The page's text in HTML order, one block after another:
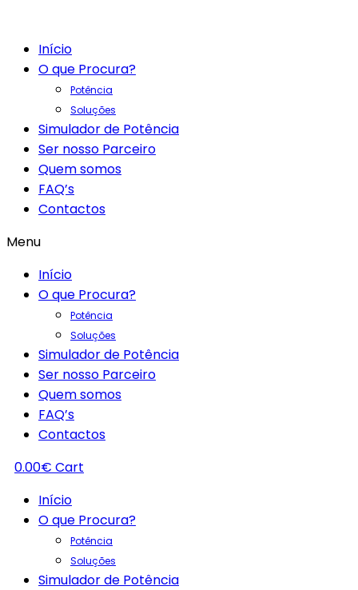
Início
O que Procura?
Potência
Soluções
Simulador de Potência
Ser nosso Parceiro
Quem somos
FAQ’s
Contactos
Menu
Início
O que Procura?
Potência
Soluções
Simulador de Potência
Ser nosso Parceiro
Quem somos
FAQ’s
Contactos
0.00€ Cart
Início
O que Procura?
Potência
Soluções
Simulador de Potência